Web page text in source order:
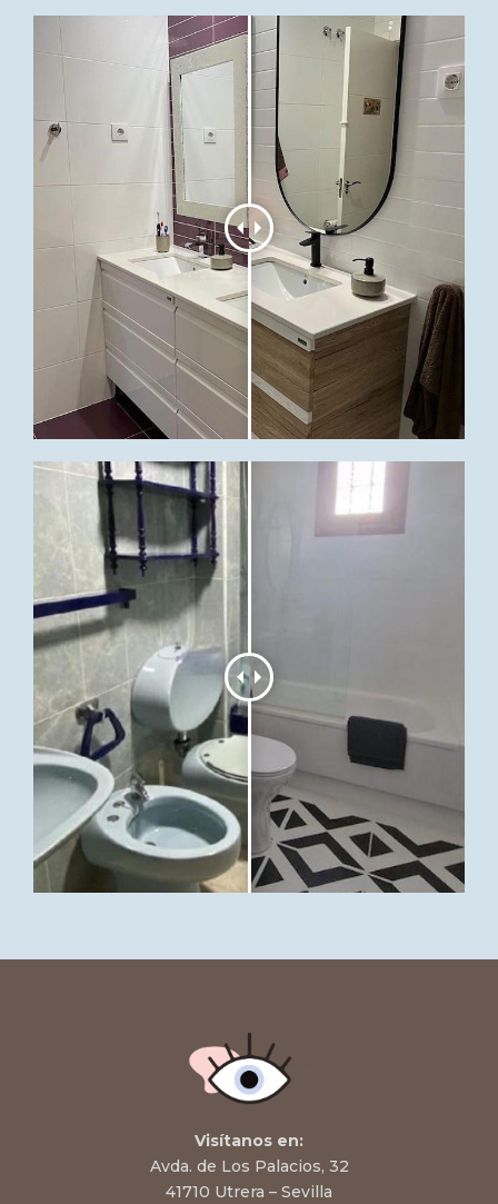
Visítanos en:
Avda. de Los Palacios, 32
41710 Utrera – Sevilla